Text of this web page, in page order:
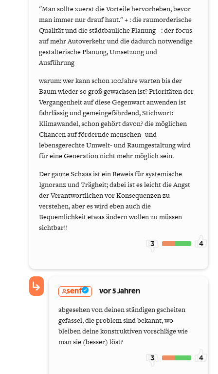
''Man sollte zuerst die Vorteile hervorheben, bevor
man immer nur drauf haut.'' + : die raumorderische
Qualität und die städtbauliche Planung - : der focus
auf mehr Autoverkehr und die dadurch notwendige
gestalterische Planung, Umsetzung und
Ausführung
warum: wer kann schon 100Jahre warten bis der
Baum wieder so groß gewachsen ist? Prioritäten der
Vergangenheit auf diese Gegenwart anwenden ist
fahrlässig und gemeingefährdend, Stichwort:
Klimawandel, schon gehört davon? die möglichen
Chancen auf fördernde menschen- und
lebensgerechte Umwelt- und Raumgestaltung wird
für eine Generation nicht mehr möglich sein.
Der ganze Schaas ist ein Beweis für systemische
Ignoranz und Trägheit; dabei ist es leicht die Angst
der Verantwortlichen vor Konsequenzen zu
verstehen, aber es wird eben auch die
Bequemlichkeit etwas ändern wollen zu müssen
sichtbar!!
3 4
senf vor 5 Jahren
abgesehen von deinen ständigen gscheiten
gefassel, die problem sind bekannt, wo
bleiben deine konstruktiven vorschläge wie
man sie (besser) löst?
3 4